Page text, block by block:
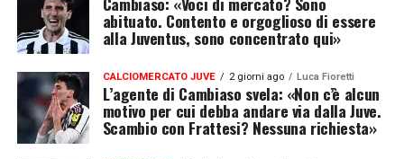
abituato. Contento e orgoglioso di essere
alla Juventus, sono concentrato qui»
CALCIOMERCATO JUVE 2 giorni ago Luca Fioretti
L’agente di Cambiaso svela: «Non c’è alcun
motivo per cui debba andare via dalla Juve.
Scambio con Frattesi? Nessuna richiesta»